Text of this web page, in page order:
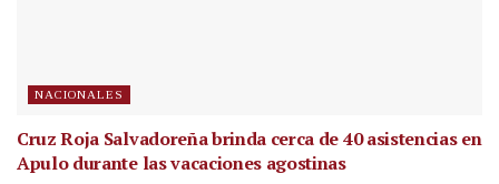
NACIONALES
Cruz Roja Salvadoreña brinda cerca de 40 asistencias en
Apulo durante las vacaciones agostinas